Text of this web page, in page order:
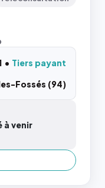
Tiers payant
Fossés (94)
à venir